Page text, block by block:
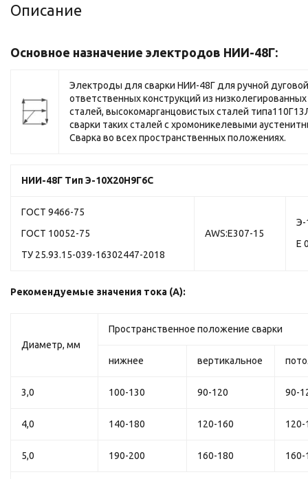
Описание
Основное назначение электродов НИИ-48Г:
Электроды для сварки НИИ-48Г для ручной
ответственных конструкций из
сталей, высокомарганцовистых сталей
сварки таких сталей с хромоникелевыми
Сварка во всех пространственных положениях.
НИИ-48Г Тип Э-10Х20Н9Г6С
ГОСТ 9466-75
ГОСТ 10052-75
ТУ 25.93.15-039-16302447-2018
AWS:E307-15
Э-
Е
Рекомендуемые значения тока (А):
Диаметр, мм
Пространственное положение сварки
нижнее вертикальное
3,0 100-130 90-120 90-
4,0 140-180 120-160 120-
5,0 190-200 160-180 160-